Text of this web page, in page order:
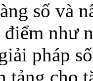
số và
như
pháp